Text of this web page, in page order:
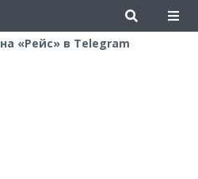
на «Рейс» в Telegram